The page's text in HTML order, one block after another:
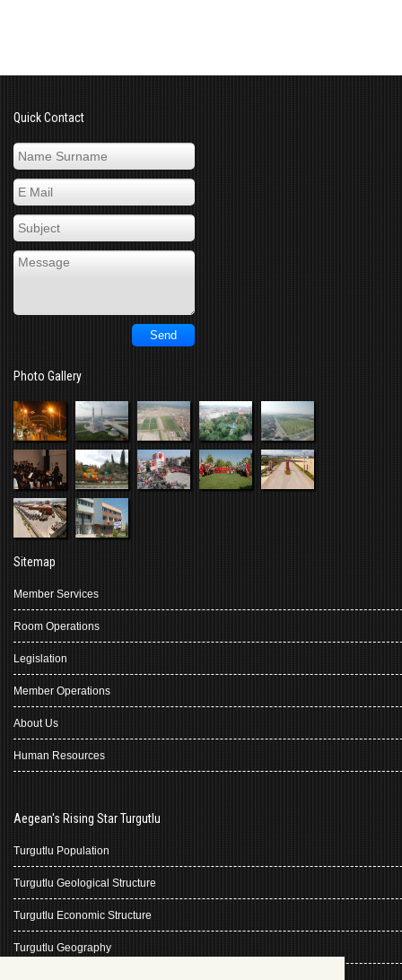
Quick Contact
Photo Gallery
Sitemap
Member Services
Room Operations
Legislation
Member Operations
About Us
Human Resources
Aegean's Rising Star Turgutlu
Turgutlu Population
Turgutlu Geological Structure
Turgutlu Economic Structure
Turgutlu Geography